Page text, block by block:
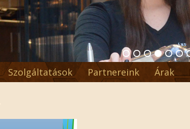
Szolgáltatások Partnereink Árak